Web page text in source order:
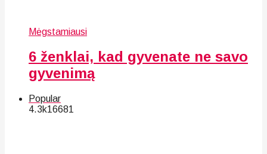
Mėgstamiausi
6 ženklai, kad gyvenate ne savo
gyvenimą
Popular
4.3k16681